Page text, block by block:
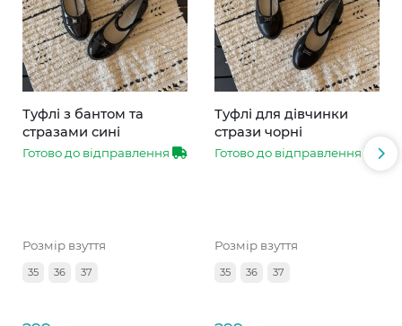
Туфлі з бантом та
стразами сині
Готово до відправлення
Розмір взуття
35 36 37
Туфлі для дівчинки
стрази чорні
Готово до відправлення
Розмір взуття
35 36 37